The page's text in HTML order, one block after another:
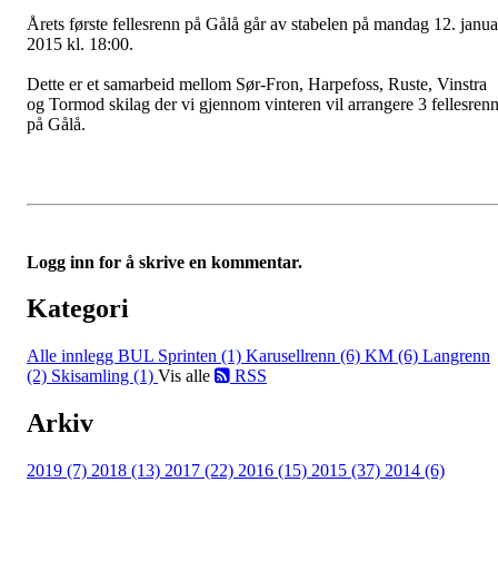
Årets første fellesrenn på Gålå går av stabelen på mandag 12.
2015 kl. 18:00.
Dette er et samarbeid mellom Sør-Fron, Harpefoss, Ruste, Vinstra
og Tormod skilag der vi gjennom vinteren vil arrangere 3 fellesrenn
på Gålå.
Logg inn for å skrive en kommentar.
Kategori
Alle innlegg BUL Sprinten (1) Karusellrenn (6) KM (6) Langrenn
(2) Skisamling (1) Vis alle RSS
Arkiv
2019 (7) 2018 (13) 2017 (22) 2016 (15) 2015 (37) 2014 (6)